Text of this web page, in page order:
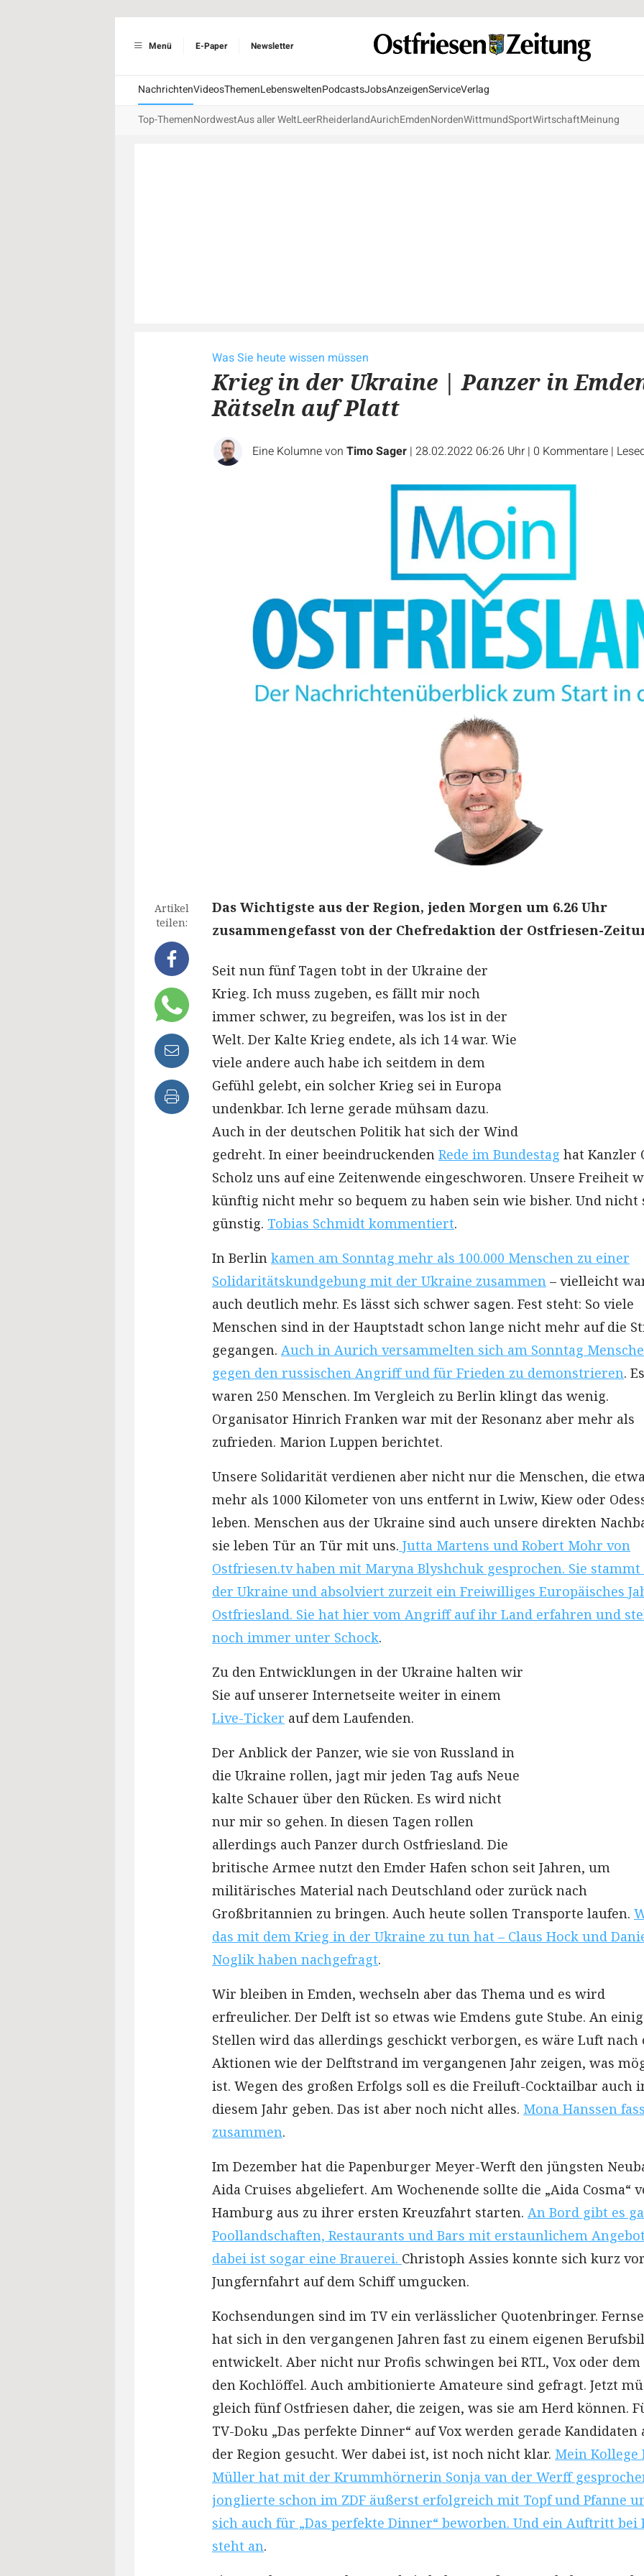
Menü E-Paper Newsletter
NachrichtenVideosThemenLebensweltenPodcastsJobsAnzeigenServiceVerlag
Top-ThemenNordwestAus aller WeltLeerRheiderlandAurichEmdenNordenWittmundSportWirtschaftMeinung
Was Sie heute wissen müssen
Krieg in der Ukraine | Panzer in
Rätseln auf Platt
Eine Kolumne von Timo Sager | 28.02.2022 06:26 Uhr | 0 Kommentare |
Artikel
teilen:
Das Wichtigste aus der Region, jeden Morgen um 6.26 Uhr
zusammengefasst von der Chefredaktion der Ostfriesen-
Seit nun fünf Tagen tobt in der Ukraine der
Krieg. Ich muss zugeben, es fällt mir noch
immer schwer, zu begreifen, was los ist in der
Welt. Der Kalte Krieg endete, als ich 14 war. Wie
viele andere auch habe ich seitdem in dem
Gefühl gelebt, ein solcher Krieg sei in Europa
undenkbar. Ich lerne gerade mühsam dazu.
Auch in der deutschen Politik hat sich der Wind
gedreht. In einer beeindruckenden Rede im Bundestag hat Kanzler
Scholz uns auf eine Zeitenwende eingeschworen. Unsere Freiheit
künftig nicht mehr so bequem zu haben sein wie bisher. Und nicht
günstig. Tobias Schmidt kommentiert.
In Berlin kamen am Sonntag mehr als 100.000 Menschen zu einer
Solidaritätskundgebung mit der Ukraine zusammen – vielleicht
auch deutlich mehr. Es lässt sich schwer sagen. Fest steht: So viele
Menschen sind in der Hauptstadt schon lange nicht mehr auf die
gegangen. Auch in Aurich versammelten sich am Sonntag
gegen den russischen Angriff und für Frieden zu demonstrieren. Es
waren 250 Menschen. Im Vergleich zu Berlin klingt das wenig.
Organisator Hinrich Franken war mit der Resonanz aber mehr als
zufrieden. Marion Luppen berichtet.
Unsere Solidarität verdienen aber nicht nur die Menschen, die
mehr als 1000 Kilometer von uns entfernt in Lwiw, Kiew oder
leben. Menschen aus der Ukraine sind auch unsere direkten
sie leben Tür an Tür mit uns. Jutta Martens und Robert Mohr von
Ostfriesen.tv haben mit Maryna Blyshchuk gesprochen. Sie stammt
der Ukraine und absolviert zurzeit ein Freiwilliges Europäisches
Ostfriesland. Sie hat hier vom Angriff auf ihr Land erfahren und
noch immer unter Schock.
Zu den Entwicklungen in der Ukraine halten wir
Sie auf unserer Internetseite weiter in einem
Live-Ticker auf dem Laufenden.
Der Anblick der Panzer, wie sie von Russland in
die Ukraine rollen, jagt mir jeden Tag aufs Neue
kalte Schauer über den Rücken. Es wird nicht
nur mir so gehen. In diesen Tagen rollen
allerdings auch Panzer durch Ostfriesland. Die
britische Armee nutzt den Emder Hafen schon seit Jahren, um
militärisches Material nach Deutschland oder zurück nach
Großbritannien zu bringen. Auch heute sollen Transporte laufen.
das mit dem Krieg in der Ukraine zu tun hat – Claus Hock und
Noglik haben nachgefragt.
Wir bleiben in Emden, wechseln aber das Thema und es wird
erfreulicher. Der Delft ist so etwas wie Emdens gute Stube. An
Stellen wird das allerdings geschickt verborgen, es wäre Luft nach
Aktionen wie der Delftstrand im vergangenen Jahr zeigen, was
ist. Wegen des großen Erfolgs soll es die Freiluft-Cocktailbar auch
diesem Jahr geben. Das ist aber noch nicht alles. Mona Hanssen
zusammen.
Im Dezember hat die Papenburger Meyer-Werft den jüngsten
Aida Cruises abgeliefert. Am Wochenende sollte die „Aida Cosma“
Hamburg aus zu ihrer ersten Kreuzfahrt starten. An Bord gibt es
Poollandschaften, Restaurants und Bars mit erstaunlichem
dabei ist sogar eine Brauerei. Christoph Assies konnte sich kurz
Jungfernfahrt auf dem Schiff umgucken.
Kochsendungen sind im TV ein verlässlicher Quotenbringer.
hat sich in den vergangenen Jahren fast zu einem eigenen
entwickelt. Aber nicht nur Profis schwingen bei RTL, Vox oder dem
den Kochlöffel. Auch ambitionierte Amateure sind gefragt. Jetzt
gleich fünf Ostfriesen daher, die zeigen, was sie am Herd können.
TV-Doku „Das perfekte Dinner“ auf Vox werden gerade Kandidaten
der Region gesucht. Wer dabei ist, ist noch nicht klar. Mein Kollege
Müller hat mit der Krummhörnerin Sonja van der Werff
jonglierte schon im ZDF äußerst erfolgreich mit Topf und Pfanne
sich auch für „Das perfekte Dinner“ beworben. Und ein Auftritt bei
steht an.